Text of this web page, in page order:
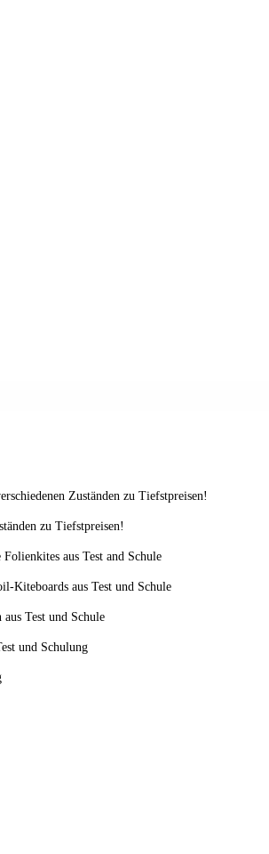
Zuständen zu Tiefstpreisen!
zu Tiefstpreisen!
aus Test and Schule
Kiteboards aus Test und Schule
Test und Schule
und Schulung